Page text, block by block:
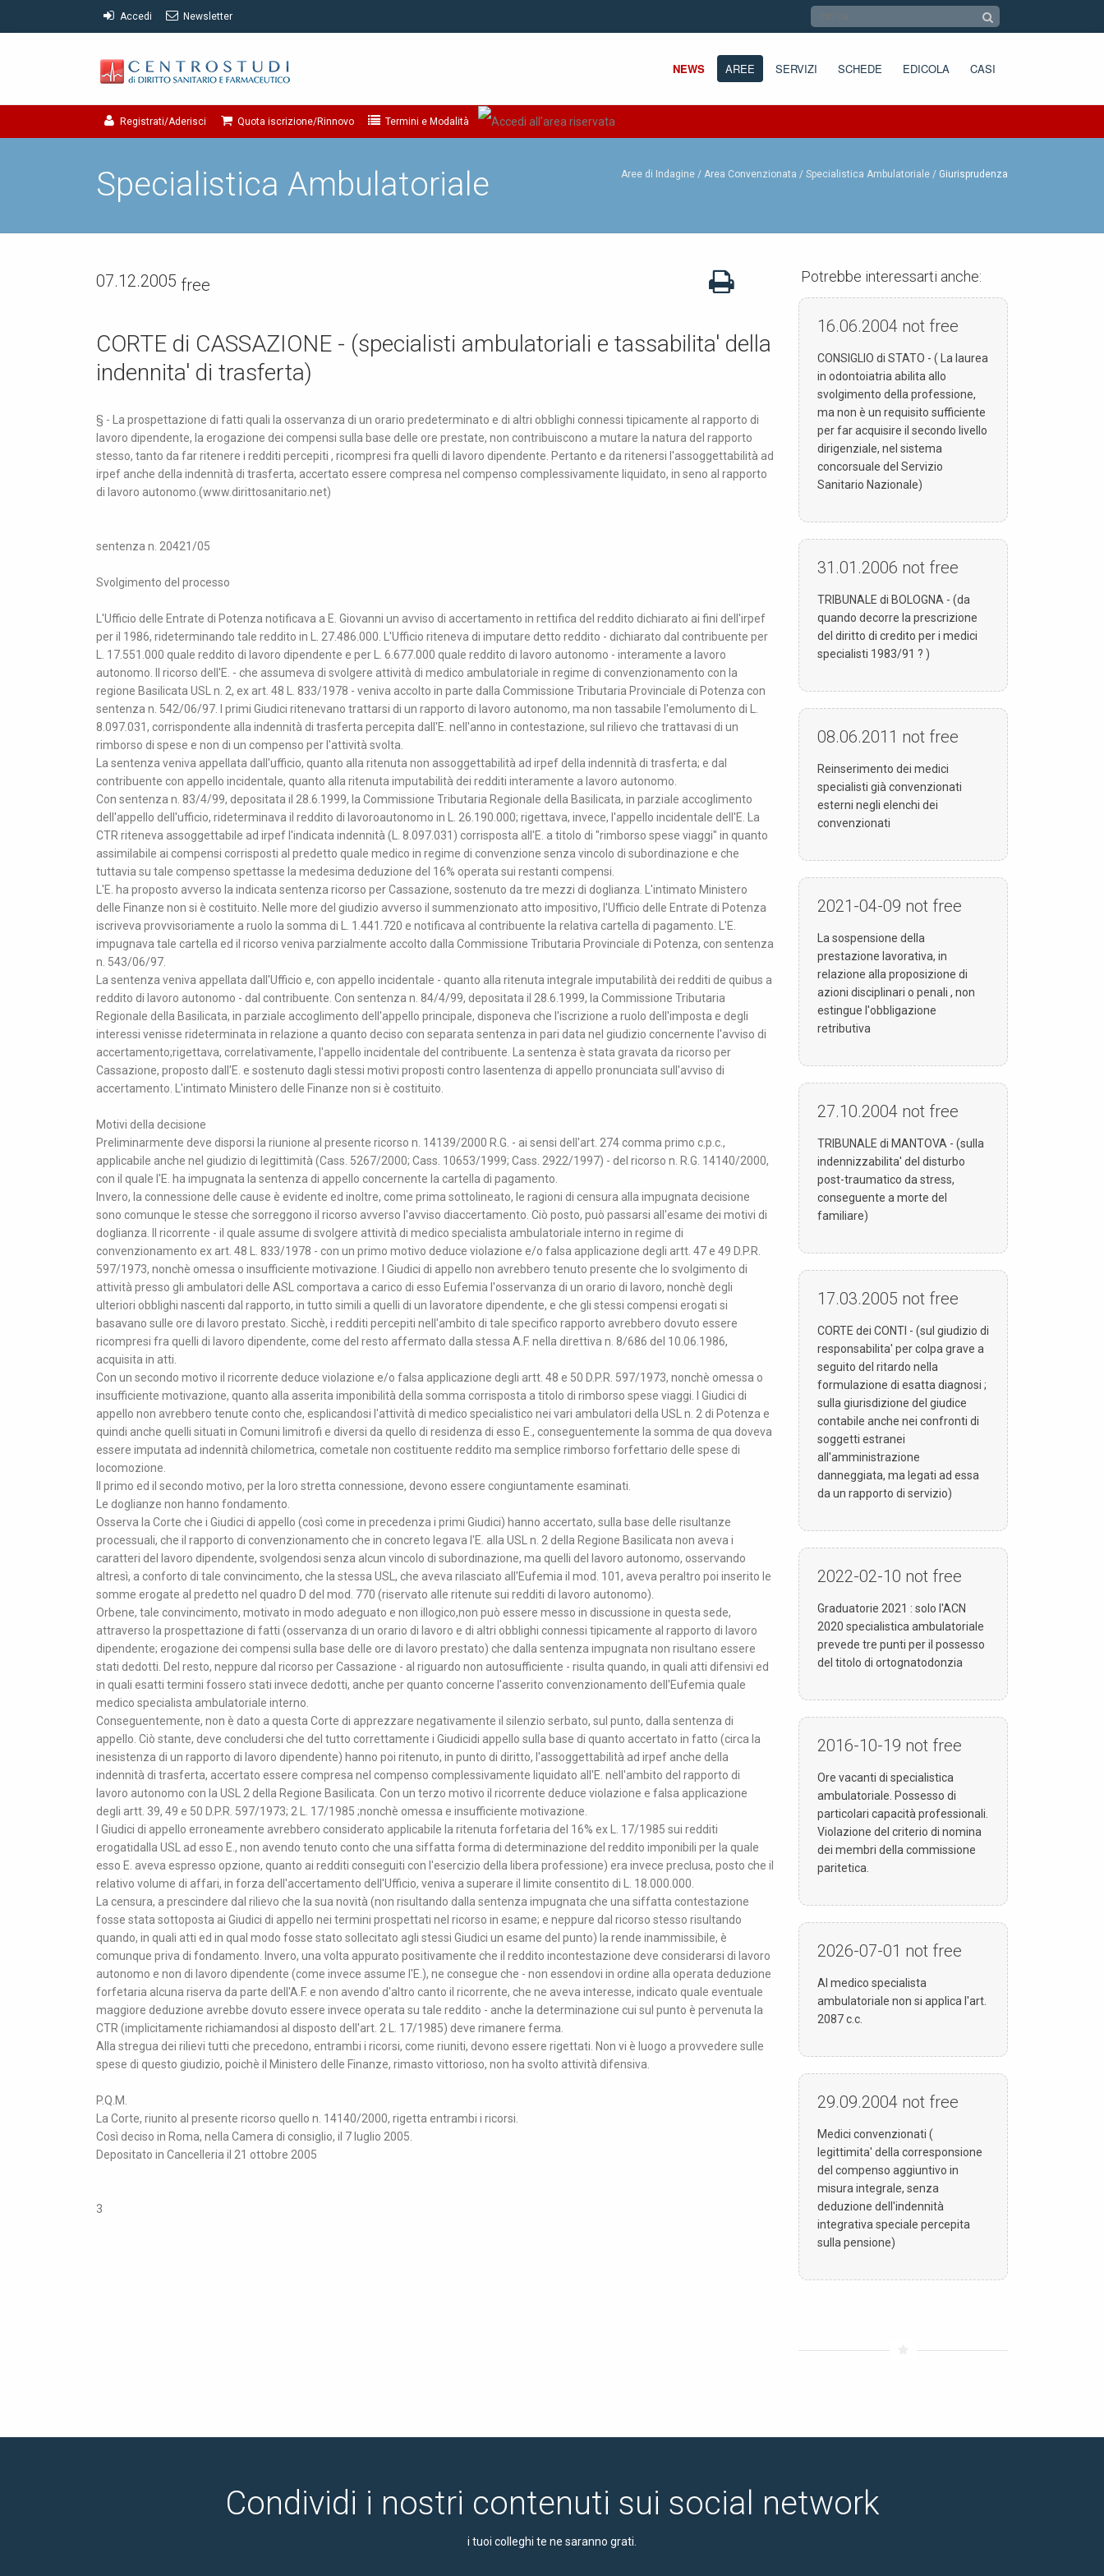
Accedi Newsletter
NEWS AREE SERVIZI SCHEDE EDICOLA CASI
Registrati/Aderisci Quota iscrizione/Rinnovo Termini e Modalità
Specialistica Ambulatoriale Aree di Indagine / Area Convenzionata / Specialistica Ambulatoriale Giurisprudenza
07.12.2005 free
CORTE di CASSAZIONE - (specialisti ambulatoriali e tassabilita' della
indennita' di trasferta)
§ - La prospettazione di fatti quali la osservanza di un orario predeterminato e di altri obblighi connessi tipicamente al rapporto di
lavoro dipendente, la erogazione dei compensi sulla base delle ore prestate, non contribuiscono a mutare la natura del rapporto
stesso, tanto da far ritenere i redditi percepiti , ricompresi fra quelli di lavoro dipendente. Pertanto e da ritenersi l'assoggettabilità ad
irpef anche della indennità di trasferta, accertato essere compresa nel compenso complessivamente liquidato, in seno al rapporto
di lavoro autonomo.(www.dirittosanitario.net)
sentenza n. 20421/05
Svolgimento del processo
L'Ufficio delle Entrate di Potenza notificava a E. Giovanni un avviso di accertamento in rettifica del reddito dichiarato ai fini dell'irpef
per il 1986, rideterminando tale reddito in L. 27.486.000. L'Ufficio riteneva di imputare detto reddito - dichiarato dal contribuente per
L. 17.551.000 quale reddito di lavoro dipendente e per L. 6.677.000 quale reddito di lavoro autonomo - interamente a lavoro
autonomo. Il ricorso dell'E. - che assumeva di svolgere attività di medico ambulatoriale in regime di convenzionamento con la
regione Basilicata USL n. 2, ex art. 48 L. 833/1978 - veniva accolto in parte dalla Commissione Tributaria Provinciale di Potenza con
sentenza n. 542/06/97. I primi Giudici ritenevano trattarsi di un rapporto di lavoro autonomo, ma non tassabile l'emolumento di L.
8.097.031, corrispondente alla indennità di trasferta percepita dall'E. nell'anno in contestazione, sul rilievo che trattavasi di un
rimborso di spese e non di un compenso per l'attività svolta.
La sentenza veniva appellata dall'ufficio, quanto alla ritenuta non assoggettabilità ad irpef della indennità di trasferta; e dal
contribuente con appello incidentale, quanto alla ritenuta imputabilità dei redditi interamente a lavoro autonomo.
Con sentenza n. 83/4/99, depositata il 28.6.1999, la Commissione Tributaria Regionale della Basilicata, in parziale accoglimento
dell'appello dell'ufficio, rideterminava il reddito di lavoroautonomo in L. 26.190.000; rigettava, invece, l'appello incidentale dell'E. La
CTR riteneva assoggettabile ad irpef l'indicata indennità (L. 8.097.031) corrisposta all'E. a titolo di "rimborso spese viaggi" in quanto
assimilabile ai compensi corrisposti al predetto quale medico in regime di convenzione senza vincolo di subordinazione e che
tuttavia su tale compenso spettasse la medesima deduzione del 16% operata sui restanti compensi.
L'E. ha proposto avverso la indicata sentenza ricorso per Cassazione, sostenuto da tre mezzi di doglianza. L'intimato Ministero
delle Finanze non si è costituito. Nelle more del giudizio avverso il summenzionato atto impositivo, l'Ufficio delle Entrate di Potenza
iscriveva provvisoriamente a ruolo la somma di L. 1.441.720 e notificava al contribuente la relativa cartella di pagamento. L'E.
impugnava tale cartella ed il ricorso veniva parzialmente accolto dalla Commissione Tributaria Provinciale di Potenza, con sentenza
n. 543/06/97.
La sentenza veniva appellata dall'Ufficio e, con appello incidentale - quanto alla ritenuta integrale imputabilità dei redditi de quibus a
reddito di lavoro autonomo - dal contribuente. Con sentenza n. 84/4/99, depositata il 28.6.1999, la Commissione Tributaria
Regionale della Basilicata, in parziale accoglimento dell'appello principale, disponeva che l'iscrizione a ruolo dell'imposta e degli
interessi venisse rideterminata in relazione a quanto deciso con separata sentenza in pari data nel giudizio concernente l'avviso di
accertamento;rigettava, correlativamente, l'appello incidentale del contribuente. La sentenza è stata gravata da ricorso per
Cassazione, proposto dall'E. e sostenuto dagli stessi motivi proposti contro lasentenza di appello pronunciata sull'avviso di
accertamento. L'intimato Ministero delle Finanze non si è costituito.
Motivi della decisione
Preliminarmente deve disporsi la riunione al presente ricorso n. 14139/2000 R.G. - ai sensi dell'art. 274 comma primo c.p.c.,
applicabile anche nel giudizio di legittimità (Cass. 5267/2000; Cass. 10653/1999; Cass. 2922/1997) - del ricorso n. R.G. 14140/2000,
con il quale l'E. ha impugnata la sentenza di appello concernente la cartella di pagamento.
Invero, la connessione delle cause è evidente ed inoltre, come prima sottolineato, le ragioni di censura alla impugnata decisione
sono comunque le stesse che sorreggono il ricorso avverso l'avviso diaccertamento. Ciò posto, può passarsi all'esame dei motivi di
doglianza. Il ricorrente - il quale assume di svolgere attività di medico specialista ambulatoriale interno in regime di
convenzionamento ex art. 48 L. 833/1978 - con un primo motivo deduce violazione e/o falsa applicazione degli artt. 47 e 49 D.P.R.
597/1973, nonchè omessa o insufficiente motivazione. I Giudici di appello non avrebbero tenuto presente che lo svolgimento di
attività presso gli ambulatori delle ASL comportava a carico di esso Eufemia l'osservanza di un orario di lavoro, nonchè degli
ulteriori obblighi nascenti dal rapporto, in tutto simili a quelli di un lavoratore dipendente, e che gli stessi compensi erogati si
basavano sulle ore di lavoro prestato. Sicchè, i redditi percepiti nell'ambito di tale specifico rapporto avrebbero dovuto essere
ricompresi fra quelli di lavoro dipendente, come del resto affermato dalla stessa A.F. nella direttiva n. 8/686 del 10.06.1986,
acquisita in atti.
Con un secondo motivo il ricorrente deduce violazione e/o falsa applicazione degli artt. 48 e 50 D.P.R. 597/1973, nonchè omessa o
insufficiente motivazione, quanto alla asserita imponibilità della somma corrisposta a titolo di rimborso spese viaggi. I Giudici di
appello non avrebbero tenute conto che, esplicandosi l'attività di medico specialistico nei vari ambulatori della USL n. 2 di Potenza e
quindi anche quelli situati in Comuni limitrofi e diversi da quello di residenza di esso E., conseguentemente la somma de qua doveva
essere imputata ad indennità chilometrica, cometale non costituente reddito ma semplice rimborso forfettario delle spese di
locomozione.
Il primo ed il secondo motivo, per la loro stretta connessione, devono essere congiuntamente esaminati.
Le doglianze non hanno fondamento.
Osserva la Corte che i Giudici di appello (così come in precedenza i primi Giudici) hanno accertato, sulla base delle risultanze
processuali, che il rapporto di convenzionamento che in concreto legava l'E. alla USL n. 2 della Regione Basilicata non aveva i
caratteri del lavoro dipendente, svolgendosi senza alcun vincolo di subordinazione, ma quelli del lavoro autonomo, osservando
altresì, a conforto di tale convincimento, che la stessa USL, che aveva rilasciato all'Eufemia il mod. 101, aveva peraltro poi inserito le
somme erogate al predetto nel quadro D del mod. 770 (riservato alle ritenute sui redditi di lavoro autonomo).
Orbene, tale convincimento, motivato in modo adeguato e non illogico,non può essere messo in discussione in questa sede,
attraverso la prospettazione di fatti (osservanza di un orario di lavoro e di altri obblighi connessi tipicamente al rapporto di lavoro
dipendente; erogazione dei compensi sulla base delle ore di lavoro prestato) che dalla sentenza impugnata non risultano essere
stati dedotti. Del resto, neppure dal ricorso per Cassazione - al riguardo non autosufficiente - risulta quando, in quali atti difensivi ed
in quali esatti termini fossero stati invece dedotti, anche per quanto concerne l'asserito convenzionamento dell'Eufemia quale
medico specialista ambulatoriale interno.
Conseguentemente, non è dato a questa Corte di apprezzare negativamente il silenzio serbato, sul punto, dalla sentenza di
appello. Ciò stante, deve concludersi che del tutto correttamente i Giudicidi appello sulla base di quanto accertato in fatto (circa la
inesistenza di un rapporto di lavoro dipendente) hanno poi ritenuto, in punto di diritto, l'assoggettabilità ad irpef anche della
indennità di trasferta, accertato essere compresa nel compenso complessivamente liquidato all'E. nell'ambito del rapporto di
lavoro autonomo con la USL 2 della Regione Basilicata. Con un terzo motivo il ricorrente deduce violazione e falsa applicazione
degli artt. 39, 49 e 50 D.P.R. 597/1973; 2 L. 17/1985 ;nonchè omessa e insufficiente motivazione.
I Giudici di appello erroneamente avrebbero considerato applicabile la ritenuta forfetaria del 16% ex L. 17/1985 sui redditi
erogatidalla USL ad esso E., non avendo tenuto conto che una siffatta forma di determinazione del reddito imponibili per la quale
esso E. aveva espresso opzione, quanto ai redditi conseguiti con l'esercizio della libera professione) era invece preclusa, posto che il
relativo volume di affari, in forza dell'accertamento dell'Ufficio, veniva a superare il limite consentito di L. 18.000.000.
La censura, a prescindere dal rilievo che la sua novità (non risultando dalla sentenza impugnata che una siffatta contestazione
fosse stata sottoposta ai Giudici di appello nei termini prospettati nel ricorso in esame; e neppure dal ricorso stesso risultando
quando, in quali atti ed in qual modo fosse stato sollecitato agli stessi Giudici un esame del punto) la rende inammissibile, è
comunque priva di fondamento. Invero, una volta appurato positivamente che il reddito incontestazione deve considerarsi di lavoro
autonomo e non di lavoro dipendente (come invece assume l'E.), ne consegue che - non essendovi in ordine alla operata deduzione
forfetaria alcuna riserva da parte dell'A.F. e non avendo d'altro canto il ricorrente, che ne aveva interesse, indicato quale eventuale
maggiore deduzione avrebbe dovuto essere invece operata su tale reddito - anche la determinazione cui sul punto è pervenuta la
CTR (implicitamente richiamandosi al disposto dell'art. 2 L. 17/1985) deve rimanere ferma.
Alla stregua dei rilievi tutti che precedono, entrambi i ricorsi, come riuniti, devono essere rigettati. Non vi è luogo a provvedere sulle
spese di questo giudizio, poichè il Ministero delle Finanze, rimasto vittorioso, non ha svolto attività difensiva.
P.Q.M.
La Corte, riunito al presente ricorso quello n. 14140/2000, rigetta entrambi i ricorsi.
Così deciso in Roma, nella Camera di consiglio, il 7 luglio 2005.
Depositato in Cancelleria il 21 ottobre 2005
3
Potrebbe interessarti anche:
16.06.2004 not free
CONSIGLIO di STATO - ( La laurea
in odontoiatria abilita allo
svolgimento della professione,
ma non è un requisito sufficiente
per far acquisire il secondo livello
dirigenziale, nel sistema
concorsuale del Servizio
Sanitario Nazionale)
31.01.2006 not free
TRIBUNALE di BOLOGNA - (da
quando decorre la prescrizione
del diritto di credito per i medici
specialisti 1983/91 ? )
08.06.2011 not free
Reinserimento dei medici
specialisti già convenzionati
esterni negli elenchi dei
convenzionati
2021-04-09 not free
La sospensione della
prestazione lavorativa, in
relazione alla proposizione di
azioni disciplinari o penali , non
estingue l'obbligazione
retributiva
27.10.2004 not free
TRIBUNALE di MANTOVA - (sulla
indennizzabilita' del disturbo
post-traumatico da stress,
conseguente a morte del
familiare)
17.03.2005 not free
CORTE dei CONTI - (sul giudizio di
responsabilita' per colpa grave a
seguito del ritardo nella
formulazione di esatta diagnosi ;
sulla giurisdizione del giudice
contabile anche nei confronti di
soggetti estranei
all'amministrazione
danneggiata, ma legati ad essa
da un rapporto di servizio)
2022-02-10 not free
Graduatorie 2021 : solo l'ACN
2020 specialistica ambulatoriale
prevede tre punti per il possesso
del titolo di ortognatodonzia
2016-10-19 not free
Ore vacanti di specialistica
ambulatoriale. Possesso di
particolari capacità professionali.
Violazione del criterio di nomina
dei membri della commissione
paritetica.
2026-07-01 not free
Al medico specialista
ambulatoriale non si applica l'art.
2087 c.c.
29.09.2004 not free
Medici convenzionati (
legittimita' della corresponsione
del compenso aggiuntivo in
misura integrale, senza
deduzione dell'indennità
integrativa speciale percepita
sulla pensione)
Condividi i nostri contenuti sui social network
i tuoi colleghi te ne saranno grati.